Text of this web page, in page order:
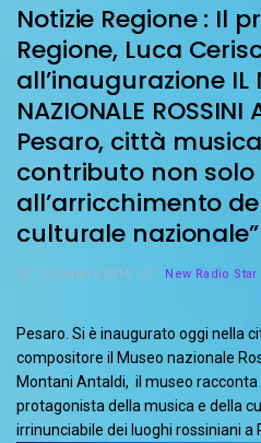
Notizie Regione : Il
Regione, Luca
all’inaugurazione IL
NAZIONALE ROSSINI
Pesaro, città
contributo non
all’arricchimento
culturale nazionale”
12 Giugno 2019 New Radio Star
Pesaro. Si è inaugurato oggi nella
compositore il Museo nazionale
Montani Antaldi, il museo
protagonista della musica e della
irrinunciabile dei luoghi rossiniani a